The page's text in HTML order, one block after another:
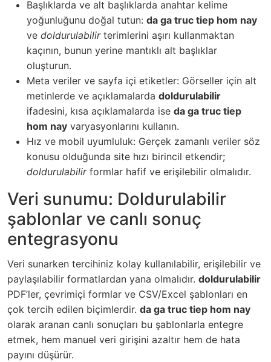
Başlıklarda ve alt başlıklarda anahtar kelime
yoğunluğunu doğal tutun: da ga truc tiep hom nay
ve doldurulabilirterimlerini aşırı kullanmaktan
kaçının, bunun yerine mantıklı alt başlıklar
oluşturun.
Meta veriler ve sayfa içi etiketler: Görseller için alt
metinlerde ve açıklamalarda doldurulabilir
ifadesini, kısa açıklamalarda ise da ga truc tiep
hom nay varyasyonlarını kullanın.
Hız ve mobil uyumluluk: Gerçek zamanlı veriler söz
konusu olduğunda site hızı birincil etkendir;
doldurulabilirformlar hafif ve erişilebilir olmalıdır.
Veri sunumu: Doldurulabilir
şablonlar ve canlı sonuç
entegrasyonu
Veri sunarken tercihiniz kolay kullanılabilir, erişilebilir ve
paylaşılabilir formatlardan yana olmalıdır. doldurulabilir
PDF’ler, çevrimiçi formlar ve CSV/Excel şablonları en
çok tercih edilen biçimlerdir. da ga truc tiep hom nay
olarak aranan canlı sonuçları bu şablonlarla entegre
etmek, hem manuel veri girişini azaltır hem de hata
payını düşürür.